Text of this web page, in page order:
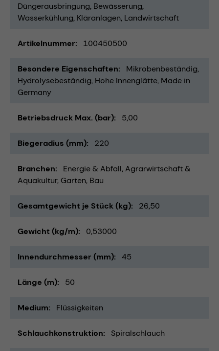
Düngerausbringung Bewässerung
Wasserkühlung Kläranlagen Landwirtschaft
Artikelnummer 100450500
Besondere Eigenschaften
Mikrobenbeständig
Hydrolysebeständig Hohe Innenglätte Made in
Germany
Betriebsdruck Max. (bar) 5,00
Biegeradius (mm) 220
Branchen Energie & Abfall Agrarwirtschaft &
Aquakultur Garten Bau
Gesamtgewicht je Stück (kg) 26,50
Gewicht (kg/m) 0,53000
Innendurchmesser (mm) 45
Länge (m) 50
Medium Flüssigkeiten
Schlauchkonstruktion Spiralschlauch